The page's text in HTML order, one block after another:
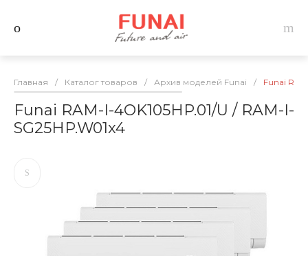
Главная / Каталог товаров / Архив моделей Funai / Funai
Funai RAM-I-4OK105HP.01/U / RAM-I-
SG25HP.W01x4